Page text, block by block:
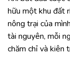
hữu một khu đất
nông trại của
tài nguyên, mỗi
chăm chỉ và kiên